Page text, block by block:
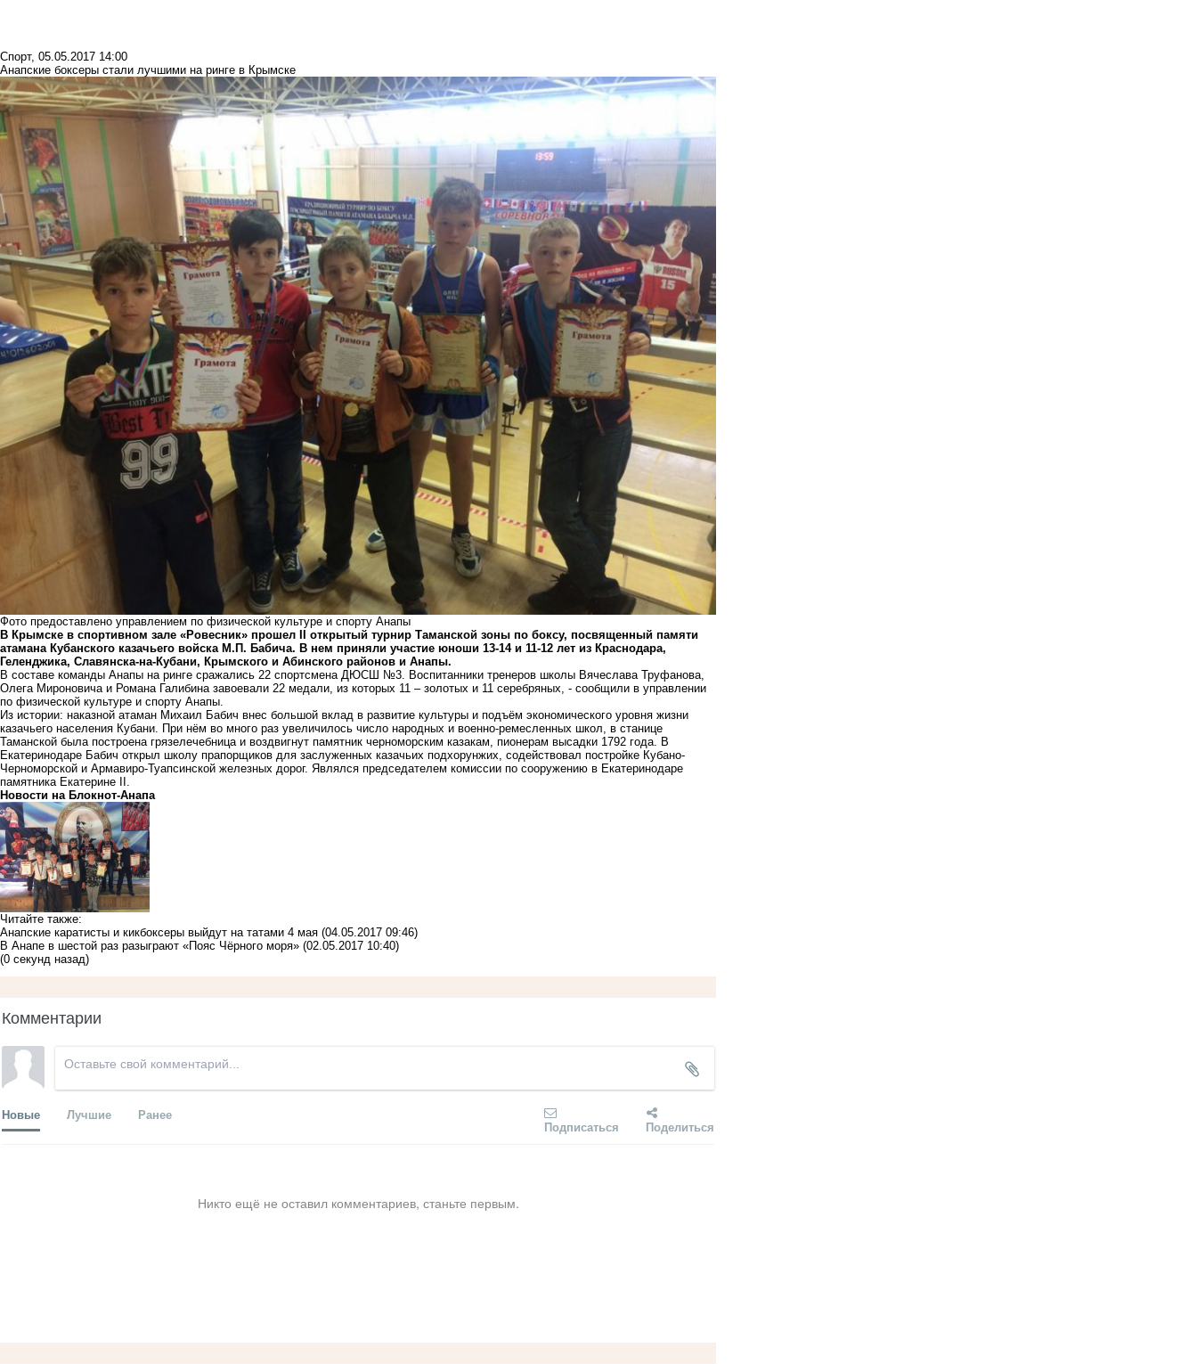
Спорт, 05.05.2017 14:00
Анапские боксеры стали лучшими на ринге в Крымске
Фото предоставлено управлением по физической культуре и спорту Анапы
В Крымске в спортивном зале «Ровесник» прошел II открытый турнир Таманской зоны по боксу, посвященный памяти
атамана Кубанского казачьего войска М.П. Бабича. В нем приняли участие юноши 13-14 и 11-12 лет из Краснодара,
Геленджика, Славянска-на-Кубани, Крымского и Абинского районов и Анапы.
В составе команды Анапы на ринге сражались 22 спортсмена ДЮСШ №3. Воспитанники тренеров школы Вячеслава Труфанова,
Олега Мироновича и Романа Галибина завоевали 22 медали, из которых 11 – золотых и 11 серебряных, - сообщили в управлении
по физической культуре и спорту Анапы.
Из истории: наказной атаман Михаил Бабич внес большой вклад в развитие культуры и подъём экономического уровня жизни
казачьего населения Кубани. При нём во много раз увеличилось число народных и военно-ремесленных школ, в станице
Таманской была построена грязелечебница и воздвигнут памятник черноморским казакам, пионерам высадки 1792 года. В
Екатеринодаре Бабич открыл школу прапорщиков для заслуженных казачьих подхорунжих, содействовал постройке Кубано-
Черноморской и Армавиро-Туапсинской железных дорог. Являлся председателем комиссии по сооружению в Екатеринодаре
памятника Екатерине II.
Новости на Блoкнoт-Анапа
Читайте также:
Анапские каратисты и кикбоксеры выйдут на татами 4 мая (04.05.2017 09:46)
В Анапе в шестой раз разыграют «Пояс Чёрного моря» (02.05.2017 10:40)
(0 секунд назад)
Комментарии
Новые Лучшие Ранее
Подписаться Поделиться
Никто ещё не оставил комментариев, станьте первым.